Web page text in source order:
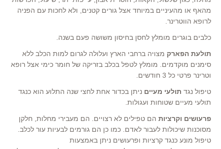
מהאף או מהעיניים במיוחד אצל גורים קטנים, ולא לחכות עם הפניה
לרופא הווטרינר.
כלבים בוגרים מומלץ לחסן בחיסון משושה פעם בשנה.
תולעת הפארק מצויה ברחבי הארץ ועלולה לגרום למות הכלב ללא
סימנים מוקדמים. מומלץ לטפל בכלב בזריקה של חומר כימי אצל רופא
וטרינר פרטי כל 3 חודשים.
טיפול נגד תולעי מעיים ניתן בכדור אחת לחצי שנה התלוע הוא כנגד
תולעי מעיים שטוחות ועגולות.
פרעושים וקרציות הם טפילים לא רצויים. הם מעבירי מחלות, חלקן
מסוכנות שיכולות לעבור לאדם. כמו כן הם גורמים לבעיות עור לכלב.
טיפול מונע כנגד קרציות ופרעושים ניתן באמצעות